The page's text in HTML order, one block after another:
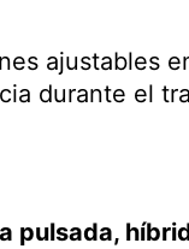
ajustables
durante el
pulsada,